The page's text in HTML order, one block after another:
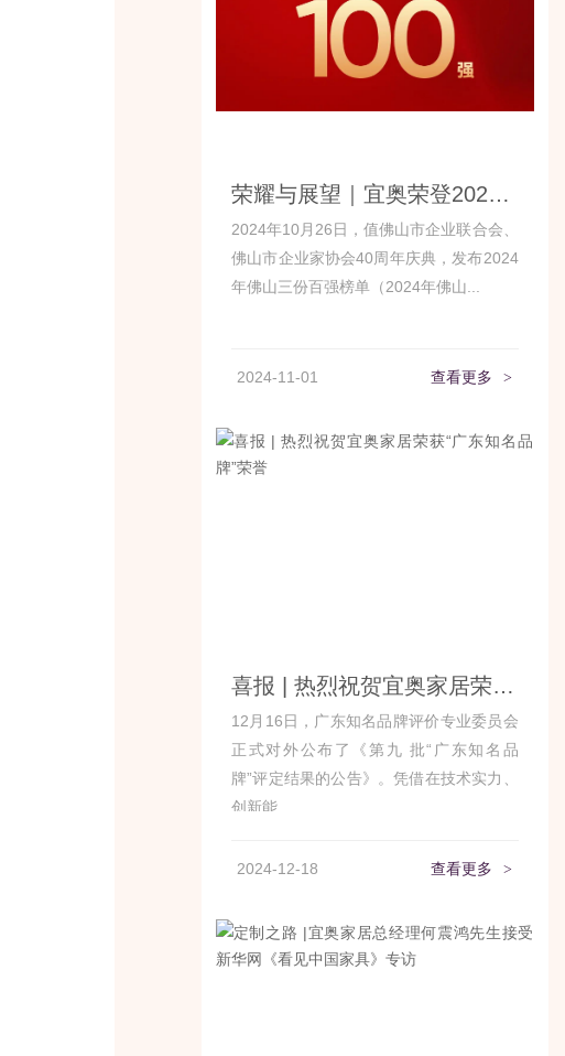
荣耀与展望｜宜奥荣登2024佛山制造业百强榜
2024年10月26日，值佛山市企业联合会、
佛山市企业家协会40周年庆典，发布2024
年佛山三份百强榜单（2024年佛山...
2024-11-01 查看更多 >
喜报 | 热烈祝贺宜奥家居荣获“广东知名品牌”荣誉
12月16日，广东知名品牌评价专业委员会
正式对外公布了《第九 批“广东知名品
牌”评定结果的公告》。凭借在技术实力、
创新能...
2024-12-18 查看更多 >